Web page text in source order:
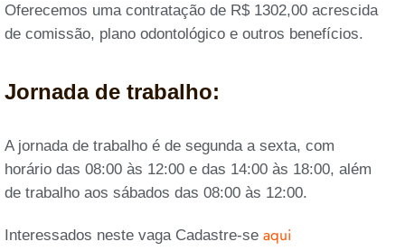
Oferecemos uma contratação de R$ 1302,00 acrescida
de comissão, plano odontológico e outros benefícios.
Jornada de trabalho:
A jornada de trabalho é de segunda a sexta, com
horário das 08:00 às 12:00 e das 14:00 às 18:00, além
de trabalho aos sábados das 08:00 às 12:00.
Interessados neste vaga Cadastre-se aqui